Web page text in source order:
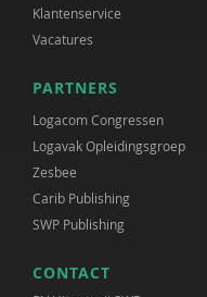
Klantenservice
Vacatures
PARTNERS
Logacom Congressen
Logavak Opleidingsgroep
Zesbee
Carib Publishing
SWP Publishing
CONTACT